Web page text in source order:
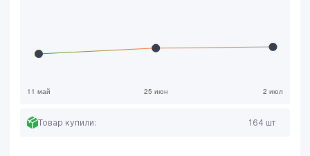
Товар купили: 164 шт